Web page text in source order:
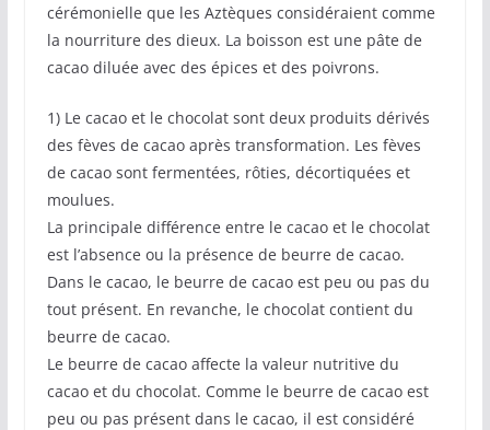
cérémonielle que les Aztèques considéraient comme
la nourriture des dieux. La boisson est une pâte de
cacao diluée avec des épices et des poivrons.
1) Le cacao et le chocolat sont deux produits dérivés
des fèves de cacao après transformation. Les fèves
de cacao sont fermentées, rôties, décortiquées et
moulues.
La principale différence entre le cacao et le chocolat
est l’absence ou la présence de beurre de cacao.
Dans le cacao, le beurre de cacao est peu ou pas du
tout présent. En revanche, le chocolat contient du
beurre de cacao.
Le beurre de cacao affecte la valeur nutritive du
cacao et du chocolat. Comme le beurre de cacao est
peu ou pas présent dans le cacao, il est considéré